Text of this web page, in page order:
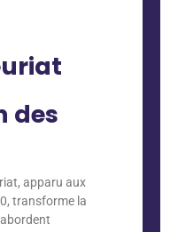
des
apparu aux
transforme la